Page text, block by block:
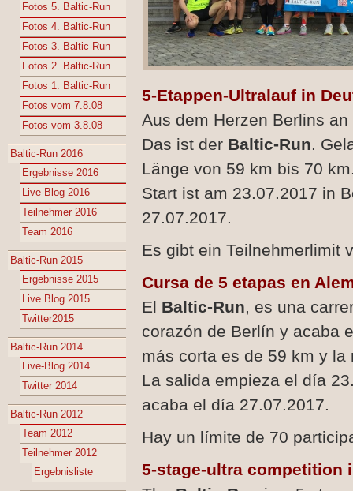
Fotos 5. Baltic-Run
Fotos 4. Baltic-Run
Fotos 3. Baltic-Run
Fotos 2. Baltic-Run
Fotos 1. Baltic-Run
Fotos vom 7.8.08
Fotos vom 3.8.08
Baltic-Run 2016
Ergebnisse 2016
Live-Blog 2016
Teilnehmer 2016
Team 2016
Baltic-Run 2015
Ergebnisse 2015
Live Blog 2015
Twitter2015
Baltic-Run 2014
Live-Blog 2014
Twitter 2014
Baltic-Run 2012
Team 2012
Teilnehmer 2012
Ergebnisliste
5-Etappen-Ultralauf in
Aus dem Herzen Berlins
Das ist der Baltic-Run.
Länge von 59 km bis 70
Start ist am 23.07.2017 in
27.07.2017.
Es gibt ein Teilnehmerlimit
Cursa de 5 etapas en
El Baltic-Run, es una
corazón de Berlín y acaba
más corta es de 59 km y
La salida empieza el día
acaba el día 27.07.2017.
Hay un límite de 70
5-stage-ultra competition